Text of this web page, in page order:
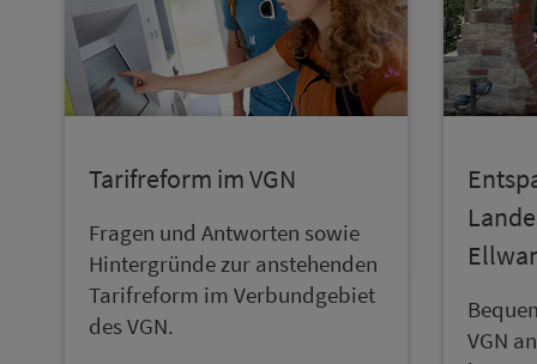
Tarifreform im VGN
Fragen und Antworten sowie
Hintergründe zur anstehenden
Tarifreform im Ver­bund­ge­biet
des VGN.
VGN